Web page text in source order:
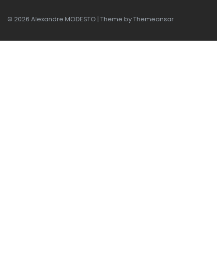
© 2026 Alexandre MODESTO | Theme byThemeansar